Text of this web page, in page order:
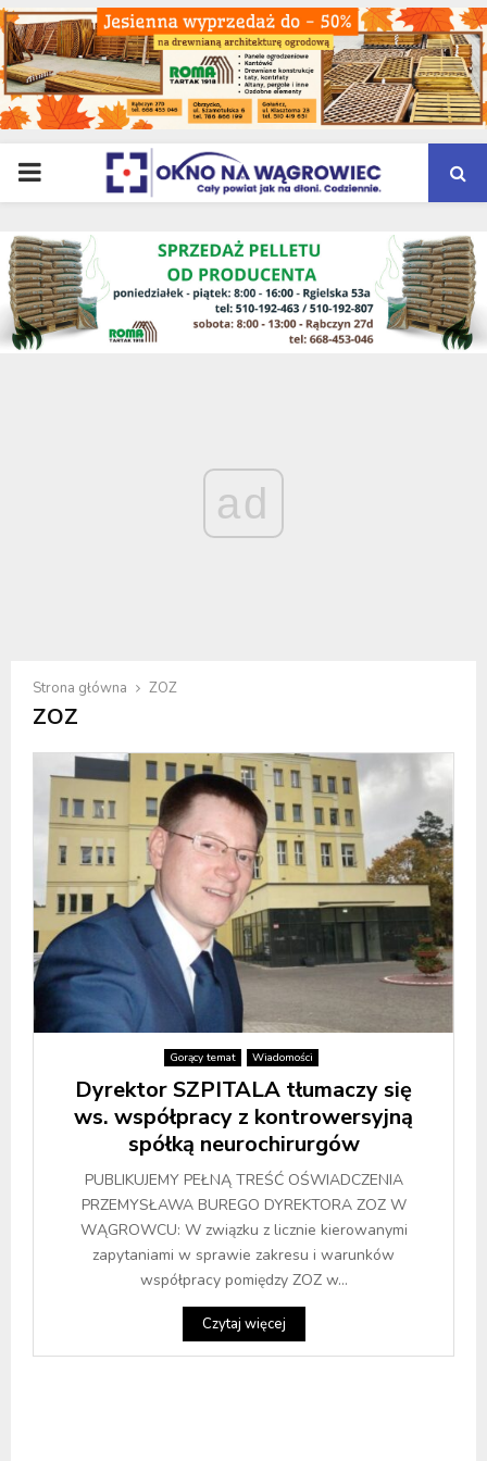
PRIMARY
MENU
ad
Strona główna ZOZ
ZOZ
Gorący temat Wiadomości
Dyrektor SZPITALA tłumaczy się
ws. współpracy z kontrowersyjną
spółką neurochirurgów
PUBLIKUJEMY PEŁNĄ TREŚĆ OŚWIADCZENIA
PRZEMYSŁAWA BUREGO DYREKTORA ZOZ W
WĄGROWCU: W związku z licznie kierowanymi
zapytaniami w sprawie zakresu i warunków
współpracy pomiędzy ZOZ w...
Czytaj więcej